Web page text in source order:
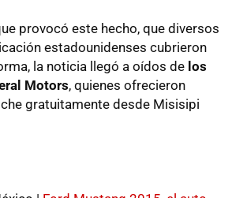
provocó este hecho, que diversos
estadounidenses cubrieron
la noticia llegó a oídos de los
Motors, quienes ofrecieron
gratuitamente desde Misisipi